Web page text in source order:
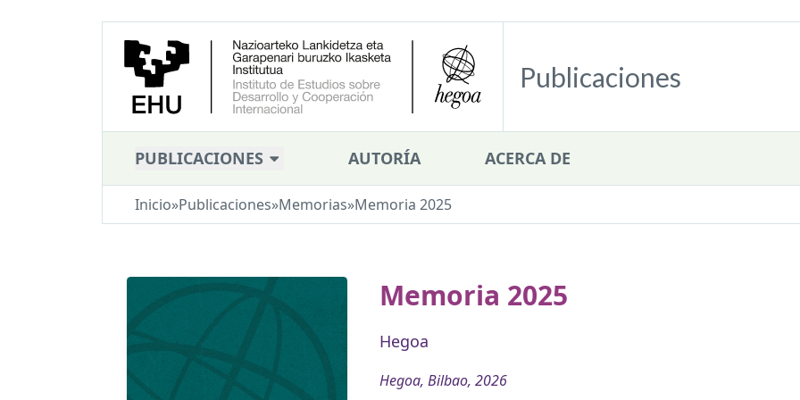
Publicaciones
PUBLICACIONES AUTORÍA ACERCA DE
Inicio»Publicaciones»Memorias»Memoria 2025
Memoria 2025
Hegoa
Hegoa, Bilbao, 2026